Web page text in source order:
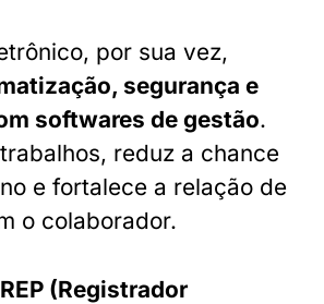
por sua vez,
segurança e
softwares de gestão.
reduz a chance
e fortalece a relação de
o colaborador.
(Registrador